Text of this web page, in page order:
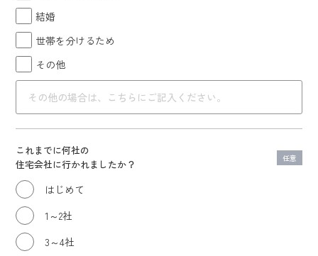
結婚
世帯を分けるため
その他
これまでに何社の
住宅会社に行かれましたか？
任意
はじめて
1～2社
3～4社